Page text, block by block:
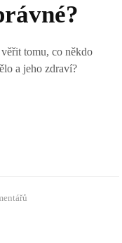
tomu, co někdo
a jeho zdraví?